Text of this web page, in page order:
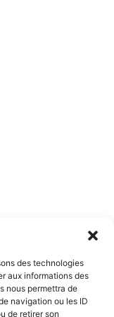
des technologies
aux informations des
nous permettra de
navigation ou les ID
de retirer son
FAIRE
pierres